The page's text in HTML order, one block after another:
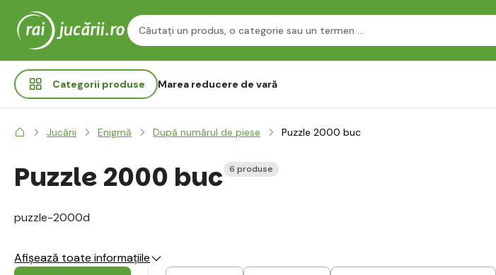
Categorii produse Marea reducere de vară
Jucării Enigmă După numărul de piese Puzzle 2000 buc
Puzzle 2000 buc 6 produse
puzzle-2000d
Afișează toate informațiile